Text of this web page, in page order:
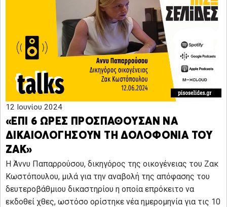
12 Ιουνίου 2024
«ΕΠΙ 6 ΩΡΕΣ ΠΡΟΣΠΑΘΟΥΣΑΝ ΝΑ
ΔΙΚΑΙΟΛΟΓΗΣΟΥΝ ΤΗ ΔΟΛΟΦΟΝΙΑ ΤΟΥ
ΖΑΚ»
H Άννυ Παπαρρούσου, δικηγόρος της οικογένειας του Ζακ
Κωστόπουλου, μιλά για την αναβολή της απόφασης του
δευτεροβάθμιου δικαστηρίου η οποία επρόκειτο να
εκδοθεί χθες, ωστόσο ορίστηκε νέα ημερομηνία για τις 10